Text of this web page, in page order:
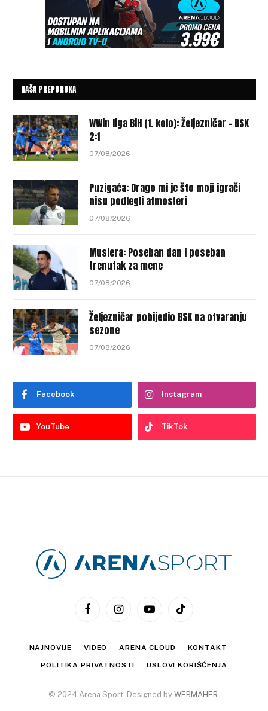
NAŠA PREPORUKA
WWin liga BiH (1. kolo): Željezničar – BSK
2:1
07/08/2026
Puzigaća: Drago mi je što moji igrači
nisu podlegli atmosferi
07/08/2026
Muslera: Poseban dan i poseban
trenutak za mene
07/08/2026
Željezničar pobijedio BSK na otvaranju
sezone
07/08/2026
Facebook Instagram
YouTube TikTok
FacebookInstagramYouTubeTikTok
NAJNOVIJE VIDEO ARENA CLOUD KONTAKT
POLITIKA PRIVATNOSTI USLOVI KORIŠĆENJA
© 2024 Arena Sport. Designed by WEBMAHER.